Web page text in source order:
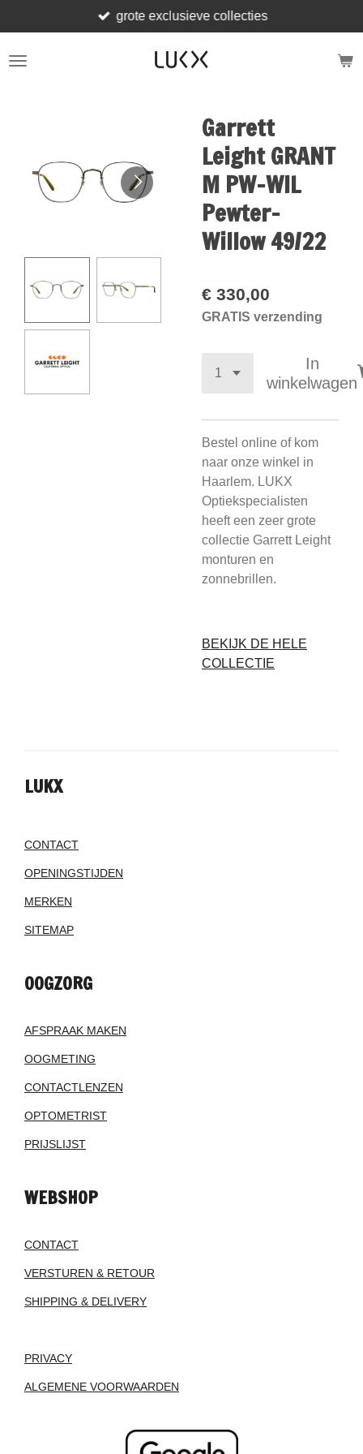
direct
naar
grote exclusieve collecties
Garrett
Leight GRANT
M PW-WIL
Pewter-
Willow 49/22
€ 330,00
GRATIS verzending
In
winkelwagen
Bestel online of kom
naar onze winkel in
Haarlem. LUKX
Optiekspecialisten
heeft een zeer grote
collectie Garrett Leight
monturen en
zonnebrillen.
BEKIJK DE HELE
COLLECTIE
LUKX
CONTACT
OPENINGSTIJDEN
MERKEN
SITEMAP
OOGZORG
AFSPRAAK MAKEN
OOGMETING
CONTACTLENZEN
OPTOMETRIST
PRIJSLIJST
WEBSHOP
CONTACT
VERSTUREN & RETOUR
SHIPPING & DELIVERY
PRIVACY
ALGEMENE VOORWAARDEN